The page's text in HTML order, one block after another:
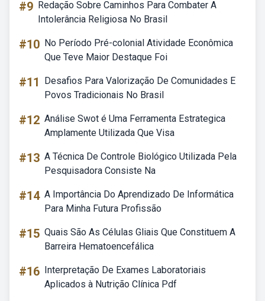
#9 Redação Sobre Caminhos Para Combater A
Intolerância Religiosa No Brasil
#10 No Período Pré-colonial Atividade Econômica
Que Teve Maior Destaque Foi
#11
Desafios Para Valorização De Comunidades E
Povos Tradicionais No Brasil
#12 Análise Swot é Uma Ferramenta Estrategica
Amplamente Utilizada Que Visa
#13 A Técnica De Controle Biológico Utilizada Pela
Pesquisadora Consiste Na
#14 A Importância Do Aprendizado De Informática
Para Minha Futura Profissão
#15 Quais São As Células Gliais Que Constituem A
Barreira Hematoencefálica
#16 Interpretação De Exames Laboratoriais
Aplicados à Nutrição Clínica Pdf